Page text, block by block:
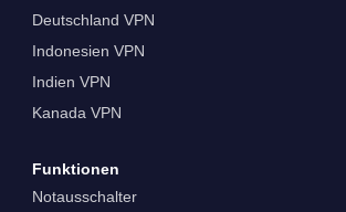
Deutschland VPN
Indonesien VPN
Indien VPN
Kanada VPN
Funktionen
Notausschalter